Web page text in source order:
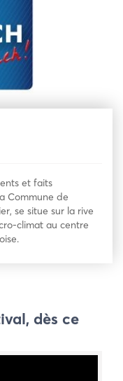
et faits
Commune de
se situe sur la rive
climat au centre
dès ce